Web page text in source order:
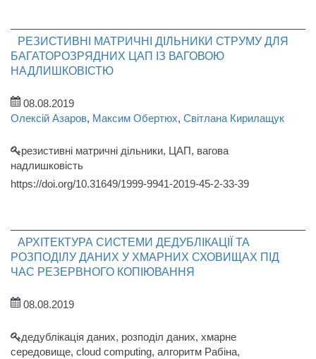
РЕЗИСТИВНІ МАТРИЧНІ ДІЛЬНИКИ СТРУМУ ДЛЯ
БАГАТОРОЗРЯДНИХ ЦАП ІЗ ВАГОВОЮ
НАДЛИШКОВІСТЮ
08.08.2019
Олексій Азаров, Максим Обертюх, Світлана Кирилащук
резистивні матричні дільники, ЦАП, вагова
надлишковість
https://doi.org/10.31649/1999-9941-2019-45-2-33-39
АРХІТЕКТУРА СИСТЕМИ ДЕДУБЛІКАЦІЇ ТА
РОЗПОДІЛУ ДАНИХ У ХМАРНИХ СХОВИЩАХ ПІД
ЧАС РЕЗЕРВНОГО КОПІЮВАННЯ
08.08.2019
дедублікація даних, розподіл даних, хмарне
середовище, cloud computing, алгоритм Рабіна,